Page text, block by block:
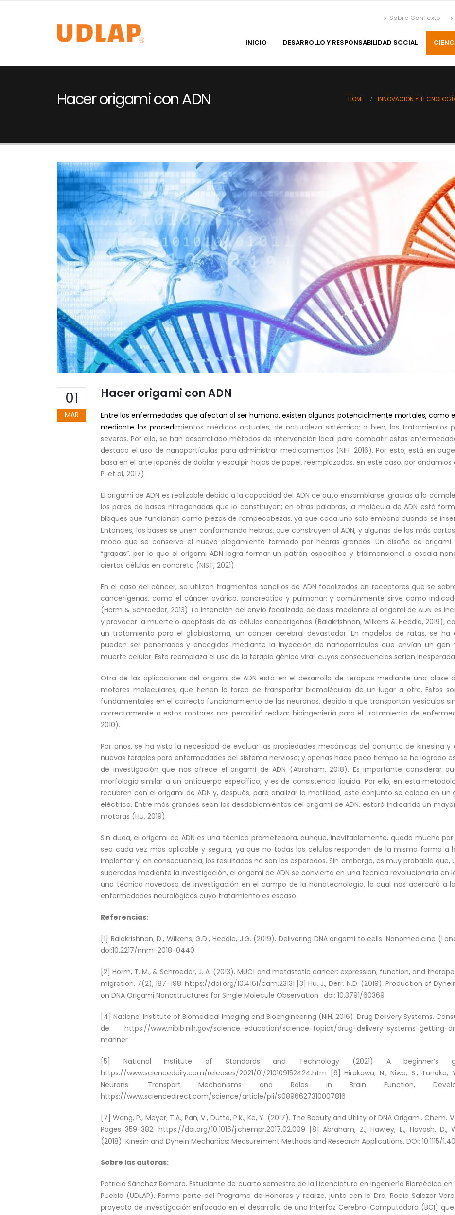
Sobre ConTexto
INICIO DESARROLLO Y RESPONSABILIDAD SOCIAL
Hacer origami con ADN HOME INNOVACIÓN Y
01
MAR
Hacer origami con ADN
Entre las enfermedades que afectan al ser humano, existen algunas potencialmente mortales, como
mediante los procedimientos médicos actuales, de naturaleza sistémica; o bien, los tratamientos
severos. Por ello, se han desarrollado métodos de intervención local para combatir estas
destaca el uso de nanopartículas para administrar medicamentos (NIH, 2016). Por esto, está en
basa en el arte japonés de doblar y esculpir hojas de papel, reemplazadas, en este caso, por andamios
P. et al, 2017).
El origami de ADN es realizable debido a la capacidad del ADN de auto ensamblarse, gracias a la
los pares de bases nitrogenadas que lo constituyen; en otras palabras, la molécula de ADN está
bloques que funcionan como piezas de rompecabezas, ya que cada uno solo embona cuando se
Entonces, las bases se unen conformando hebras, que construyen al ADN, y algunas de las más
modo que se conserva el nuevo plegamiento formado por hebras grandes. Un diseño de origami
“grapas”, por lo que el origami ADN logra formar un patrón específico y tridimensional a escala
ciertas células en concreto (NIST, 2021).
En el caso del cáncer, se utilizan fragmentos sencillos de ADN focalizados en receptores que se
cancerígenas, como el cáncer ovárico, pancreático y pulmonar; y comúnmente sirve como
(Horm & Schroeder, 2013). La intención del envío focalizado de dosis mediante el origami de ADN es
y provocar la muerte o apoptosis de las células cancerígenas (Balakrishnan, Wilkens & Heddle, 2019),
un tratamiento para el glioblastoma, un cáncer cerebral devastador. En modelos de ratas, se ha
pueden ser penetrados y encogidos mediante la inyección de nanopartículas que envían un gen
muerte celular. Esto reemplaza el uso de la terapia génica viral, cuyas consecuencias serían
Otra de las aplicaciones del origami de ADN está en el desarrollo de terapias mediante una clase
motores moleculares, que tienen la tarea de transportar biomoléculas de un lugar a otro. Estos
fundamentales en el correcto funcionamiento de las neuronas, debido a que transportan vesículas
correctamente a estos motores nos permitirá realizar bioingeniería para el tratamiento de
2010).
Por años, se ha visto la necesidad de evaluar las propiedades mecánicas del conjunto de kinesina y
nuevas terapias para enfermedades del sistema nervioso; y apenas hace poco tiempo se ha logrado
de investigación que nos ofrece el origami de ADN (Abraham, 2018). Es importante considerar
morfología similar a un anticuerpo específico, y es de consistencia liquida. Por ello, en esta
recubren con el origami de ADN y, después, para analizar la motilidad, este conjunto se coloca en un
eléctrica. Entre más grandes sean los desdoblamientos del origami de ADN, estará indicando un
motoras (Hu, 2019).
Sin duda, el origami de ADN es una técnica prometedora, aunque, inevitablemente, queda mucho
sea cada vez más aplicable y segura, ya que no todas las células responden de la misma forma a
implantar y, en consecuencia, los resultados no son los esperados. Sin embargo, es muy probable que,
superados mediante la investigación, el origami de ADN se convierta en una técnica revolucionaria en
una técnica novedosa de investigación en el campo de la nanotecnología, la cual nos acercará a
enfermedades neurológicas cuyo tratamiento es escaso.
Referencias:
[1] Balakrishnan, D., Wilkens, G.D., Heddle, J.G. (2019). Delivering DNA origami to cells. Nanomedicine
doi:10.2217/nnm-2018-0440.
[2] Horm, T. M., & Schroeder, J. A. (2013). MUC1 and metastatic cancer: expression, function, and
migration, 7(2), 187–198. https://doi.org/10.4161/cam.23131 [3] Hu, J., Derr, N.D. (2019). Production of
on DNA Origami Nanostructures for Single Molecule Observation . doi: 10.3791/60369
[4] National Institute of Biomedical Imaging and Bioengineering (NIH, 2016). Drug Delivery Systems.
de: https://www.nibib.nih.gov/science-education/science-topics/drug-delivery-systems-getting-
manner
[5] National Institute of Standards and Technology (2021) A beginner’s
https://www.sciencedaily.com/releases/2021/01/210109152424.htm [6] Hirokawa, N., Niwa, S.,
Neurons: Transport Mechanisms and Roles in Brain Function,
https://www.sciencedirect.com/science/article/pii/S0896627310007816
[7] Wang, P., Meyer, T.A., Pan, V., Dutta, P.K., Ke, Y. (2017). The Beauty and Utility of DNA Origami. Chem.
Pages 359-382. https://doi.org/10.1016/j.chempr.2017.02.009 [8] Abraham, Z., Hawley, E., Hayosh, D.,
(2018). Kinesin and Dynein Mechanics: Measurement Methods and Research Applications. DOI: 10.1115/
Sobre las autoras:
Patricia Sánchez Romero. Estudiante de cuarto semestre de la Licenciatura en Ingeniería Biomédica en
Puebla (UDLAP). Forma parte del Programa de Honores y realiza, junto con la Dra. Rocío Salazar
proyecto de investigación enfocado en el desarrollo de una Interfaz Cerebro-Computadora (BCI)